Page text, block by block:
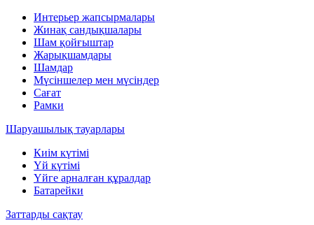
Интерьер жапсырмалары
Жинақ сандықшалары
Шам қойғыштар
Жарықшамдары
Шамдар
Мүсіншелер мен мүсіндер
Сағат
Рамки
Шаруашылық тауарлары
Киім күтімі
Үй күтімі
Үйге арналған құралдар
Батарейки
Заттарды сақтау